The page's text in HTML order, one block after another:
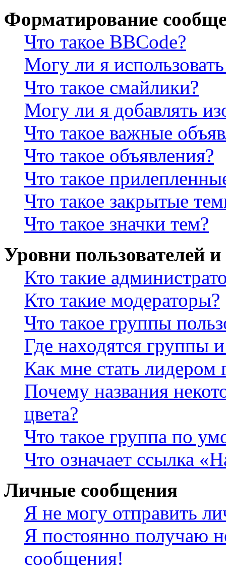
Форматирование
Что такое BBCode?
Могу ли я
Что такое смайлики?
Могу ли я добавлять
Что такое важные
Что такое объявления?
Что такое
Что такое закрытые
Что такое значки тем?
Уровни пользователей
Кто такие
Кто такие модераторы?
Что такое группы
Где находятся группы
Как мне стать лидером
Почему названия
цвета?
Что такое группа по
Что означает ссылка
Личные сообщения
Я не могу отправить
Я постоянно получаю
сообщения!